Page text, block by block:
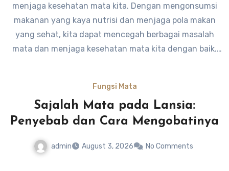
menjaga kesehatan mata kita. Dengan mengonsumsi
makanan yang kaya nutrisi dan menjaga pola makan
yang sehat, kita dapat mencegah berbagai masalah
mata dan menjaga kesehatan mata kita dengan baik.
Fungsi Mata
Sajalah Mata pada Lansia:
Penyebab dan Cara Mengobatinya
admin August 3, 2026 No Comments